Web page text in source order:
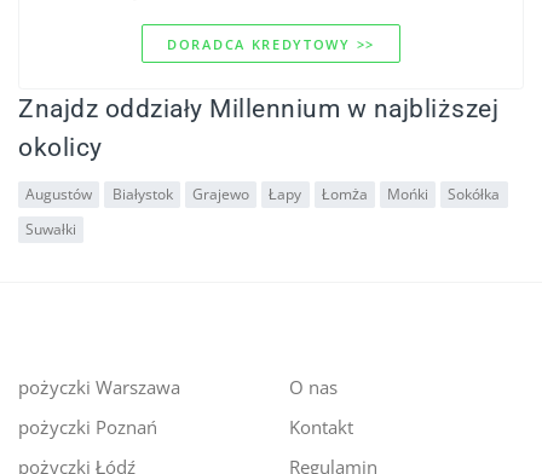
DORADCA KREDYTOWY >>
Znajdz oddziały Millennium w najbliższej
okolicy
Augustów Białystok Grajewo Łapy Łomża Mońki
Sokółka
Suwałki
pożyczki Warszawa
pożyczki Poznań
pożyczki Łódź
O nas
Kontakt
Regulamin